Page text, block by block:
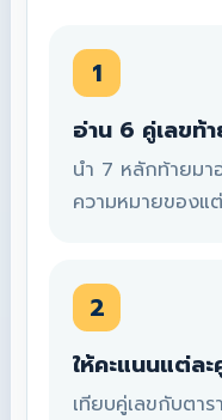
1
อ่าน 6 คู่เลขท้
นำ 7 หลักท้ายมา
ความหมายของแ
2
ให้คะแนนแต่ละ
เทียบคู่เลขกับตา